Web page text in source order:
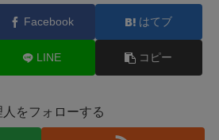
Facebook はてブ
LINE コピー
人をフォローする